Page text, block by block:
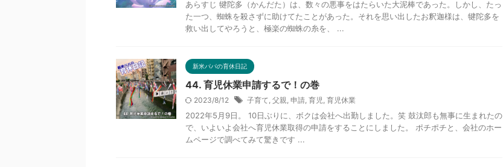
あらすじ 犍陀多（かんだた）は、数々の悪事をはたらいた大泥棒であった。しかし、たっ
た一つ、蜘蛛を殺さずに助けてたことがあった。それを思い出したお釈迦様は、犍陀多を
救い出してやろうと、極楽の蜘蛛の糸を、 ...
新米パパの育休日記
44. 育児休業申請するで！の巻
2023/8/12 子育て, 父親, 申請, 育児, 育児休業
2022年5月9日。 10日ぶりに、ボクは会社へ出勤しました。笑 鼓汰郎も無事に生まれたの
で、いよいよ会社へ育児休業取得の申請をすることにしました。 ポチポチと、会社のホー
ムページで調べてみて驚きです ...